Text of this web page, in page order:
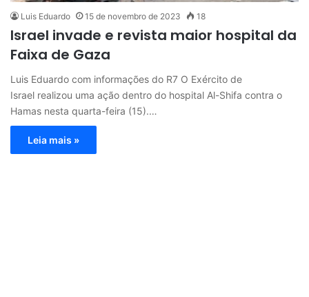
Luis Eduardo 15 de novembro de 2023 18
Israel invade e revista maior hospital da
Faixa de Gaza
Luis Eduardo com informações do R7 O Exército de
Israel realizou uma ação dentro do hospital Al-Shifa contra o
Hamas nesta quarta-feira (15).…
Leia mais »